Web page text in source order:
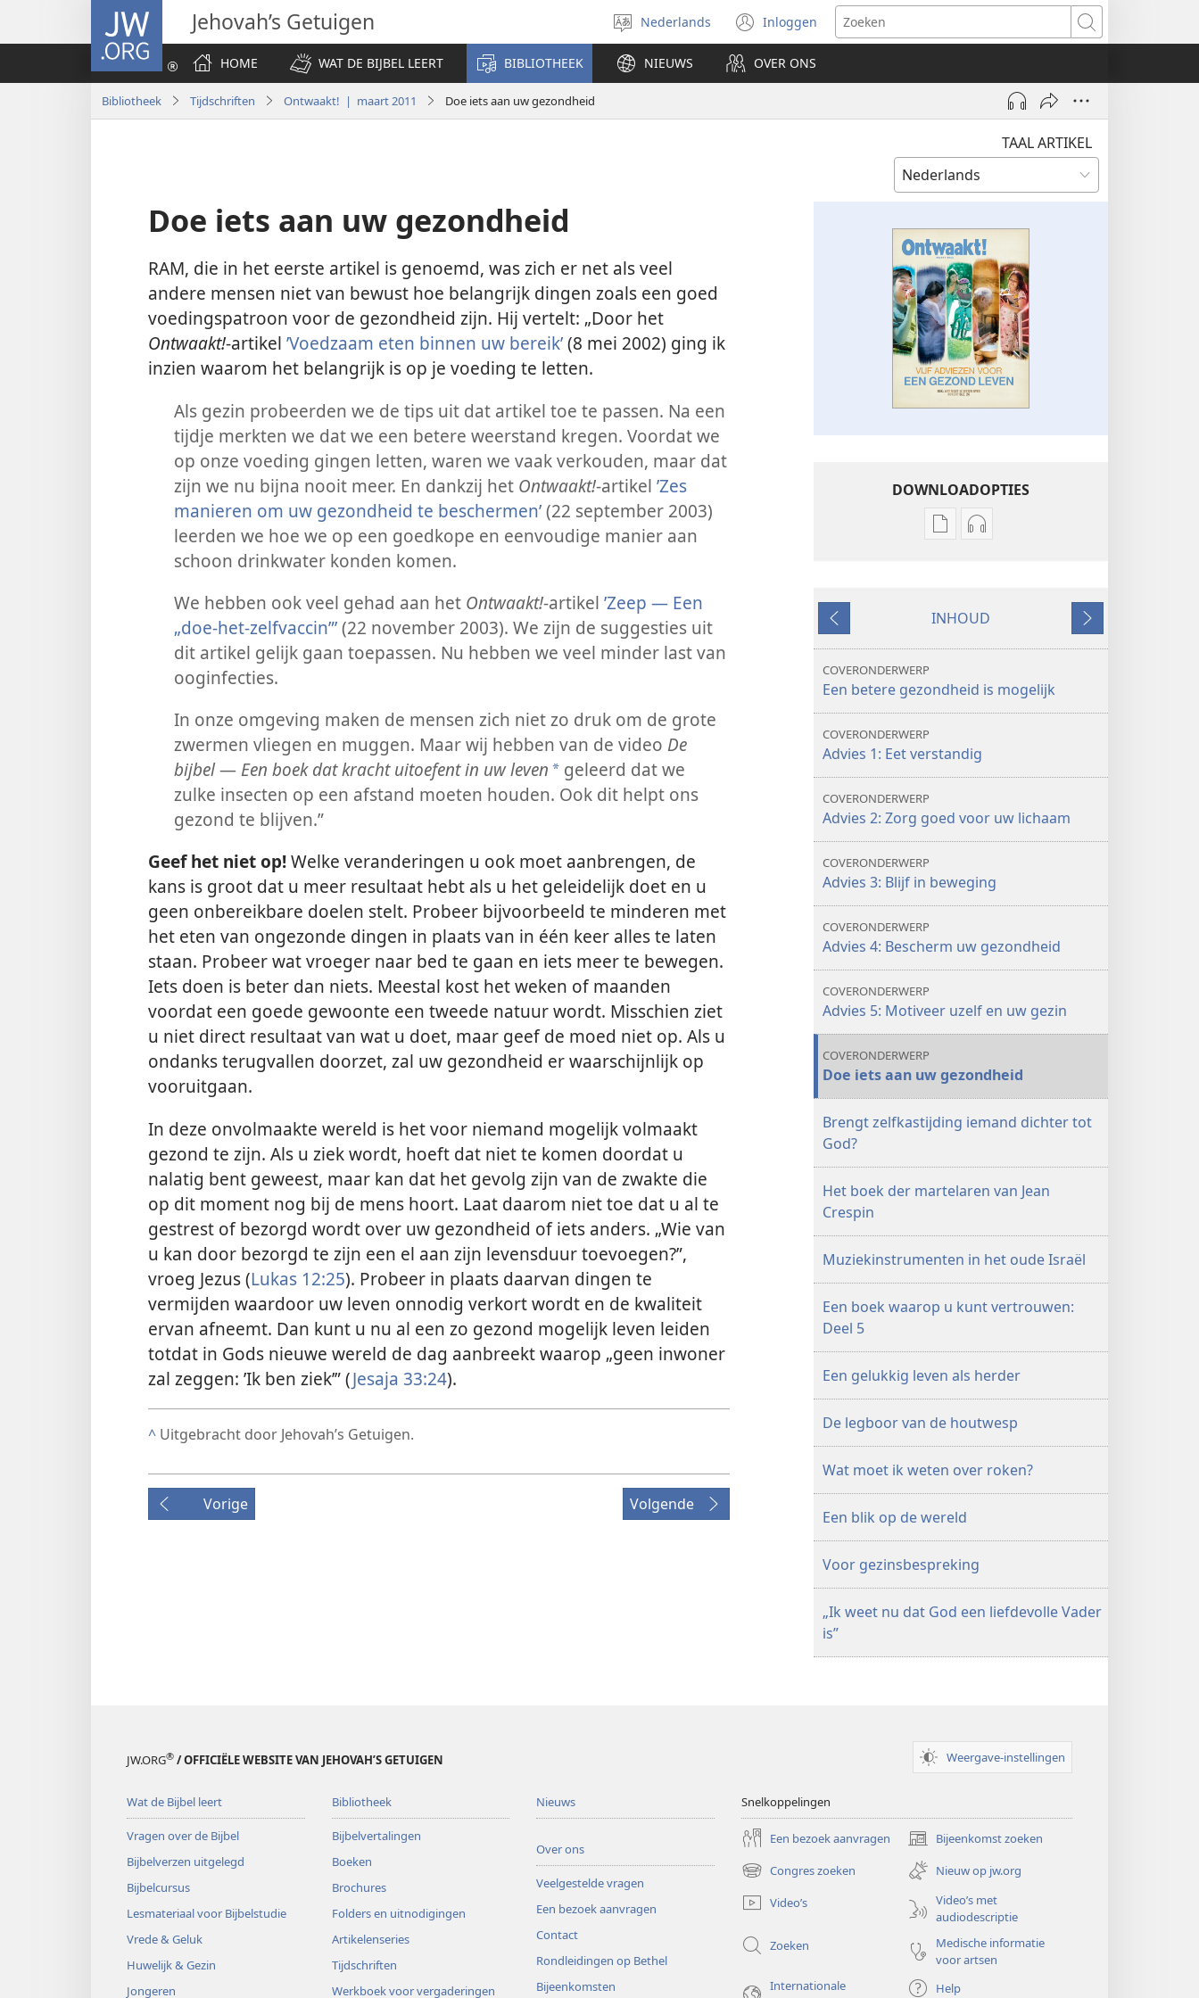
JW.ORG Jehovah’s Getuigen
Taal
selecteren
Nederlands Inloggen
(opent
nieuw
venster)
Zoeken
HOME
WAT DE BIJBEL LEERT BIBLIOTHEEK NIEUWS OVER ONS
Bibliotheek Tijdschriften Ontwaakt! | maart 2011 Doe iets aan uw gezondheid
TAAL ARTIKEL
Doe iets aan uw gezondheid
RAM, die in het eerste artikel is genoemd, was zich er net als veel
andere mensen niet van bewust hoe belangrijk dingen zoals een goed
voedingspatroon voor de gezondheid zijn. Hij vertelt: „Door het
Ontwaakt!-artikel ’Voedzaam eten binnen uw bereik’(8 mei 2002) ging ik
inzien waarom het belangrijk is op je voeding te letten.
Als gezin probeerden we de tips uit dat artikel toe te passen. Na een
tijdje merkten we dat we een betere weerstand kregen. Voordat we
op onze voeding gingen letten, waren we vaak verkouden, maar dat
zijn we nu bijna nooit meer. En dankzij het Ontwaakt!-artikel ’Zes
manieren om uw gezondheid te beschermen’(22 september 2003)
leerden we hoe we op een goedkope en eenvoudige manier aan
schoon drinkwater konden komen.
We hebben ook veel gehad aan het Ontwaakt!-artikel ’Zeep — Een
„doe-het-zelfvaccin”’(22 november 2003). We zijn de suggesties uit
dit artikel gelijk gaan toepassen. Nu hebben we veel minder last van
ooginfecties.
In onze omgeving maken de mensen zich niet zo druk om de grote
zwermen vliegen en muggen. Maar wij hebben van de video De
bijbel— Een boek dat kracht uitoefent in uw leven *geleerd dat we
zulke insecten op een afstand moeten houden. Ook dit helpt ons
gezond te blijven.”
Geef het niet op!Welke veranderingen u ook moet aanbrengen, de
kans is groot dat u meer resultaat hebt als u het geleidelijk doet en u
geen onbereikbare doelen stelt. Probeer bijvoorbeeld te minderen met
het eten van ongezonde dingen in plaats van in één keer alles te laten
staan. Probeer wat vroeger naar bed te gaan en iets meer te bewegen.
Iets doen is beter dan niets. Meestal kost het weken of maanden
voordat een goede gewoonte een tweede natuur wordt. Misschien ziet
u niet direct resultaat van wat u doet, maar geef de moed niet op. Als u
ondanks terugvallen doorzet, zal uw gezondheid er waarschijnlijk op
vooruitgaan.
In deze onvolmaakte wereld is het voor niemand mogelijk volmaakt
gezond te zijn. Als u ziek wordt, hoeft dat niet te komen doordat u
nalatig bent geweest, maar kan dat het gevolg zijn van de zwakte die
op dit moment nog bij de mens hoort. Laat daarom niet toe dat u al te
gestrest of bezorgd wordt over uw gezondheid of iets anders. „Wie van
u kan door bezorgd te zijn een el aan zijn levensduur toevoegen?”,
vroeg Jezus (Lukas 12:25). Probeer in plaats daarvan dingen te
vermijden waardoor uw leven onnodig verkort wordt en de kwaliteit
ervan afneemt. Dan kunt u nu al een zo gezond mogelijk leven leiden
totdat in Gods nieuwe wereld de dag aanbreekt waarop „geen inwoner
zal zeggen: ’Ik ben ziek’” (Jesaja 33:24).
^ Uitgebracht door Jehovah’s Getuigen.
Vorige Volgende
DOWNLOADOPTIES
Downloadopties
Downloadopties
Vorige
INHOUD
Volgende
COVERONDERWERP
Een betere gezondheid is mogelijk
COVERONDERWERP
Advies 1: Eet verstandig
COVERONDERWERP
Advies 2: Zorg goed voor uw lichaam
COVERONDERWERP
Advies 3: Blijf in beweging
COVERONDERWERP
Advies 4: Bescherm uw gezondheid
COVERONDERWERP
Advies 5: Motiveer uzelf en uw gezin
COVERONDERWERP
Doe iets aan uw gezondheid
Brengt zelfkastijding iemand dichter tot
God?
Het boek der martelaren van Jean
Crespin
Muziekinstrumenten in het oude Israël
Een boek waarop u kunt vertrouwen:
Deel 5
Een gelukkig leven als herder
De legboor van de houtwesp
Wat moet ik weten over roken?
Een blik op de wereld
Voor gezinsbespreking
„Ik weet nu dat God een liefdevolle Vader
is”
JW.ORG® / OFFICIËLE WEBSITE VAN JEHOVAH’S GETUIGEN Weergave-instellingen
Wat de Bijbel leert
Vragen over de Bijbel
Bijbelverzen uitgelegd
Bijbelcursus
Lesmateriaal voor Bijbelstudie
Vrede & Geluk
Huwelijk & Gezin
Jongeren
Bibliotheek
Bijbelvertalingen
Boeken
Brochures
Folders en uitnodigingen
Artikelenseries
Tijdschriften
Werkboek voor vergaderingen
Nieuws
Over ons
Veelgestelde vragen
Een bezoek aanvragen
Contact
Rondleidingen op Bethel
Bijeenkomsten
Snelkoppelingen
Een bezoek aanvragen Bijeenkomst zoeken
(opent
nieuw
venster)
Congres zoeken
(opent
nieuw
venster)
Nieuw op jw.org
Video’s
Video’s met
audiodescriptie
Zoeken
Medische informatie
voor artsen
Internationale
Help